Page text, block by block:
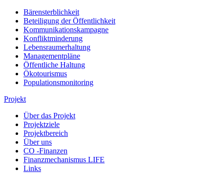
Bärensterblichkeit
Beteiligung der Öffentlichkeit
Kommunikationskampagne
Konfliktminderung
Lebensraumerhaltung
Managementpläne
Öffentliche Haltung
Ökotourismus
Populationsmonitoring
Projekt
Über das Projekt
Projektziele
Projektbereich
Über uns
CO -Finanzen
Finanzmechanismus LIFE
Links